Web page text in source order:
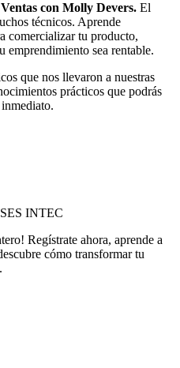
con Molly Devers. El
técnicos. Aprende
comercializar tu producto,
emprendimiento sea rentable.
que nos llevaron a nuestras
prácticos que podrás
INTEC
Regístrate ahora, aprende a
cómo transformar tu